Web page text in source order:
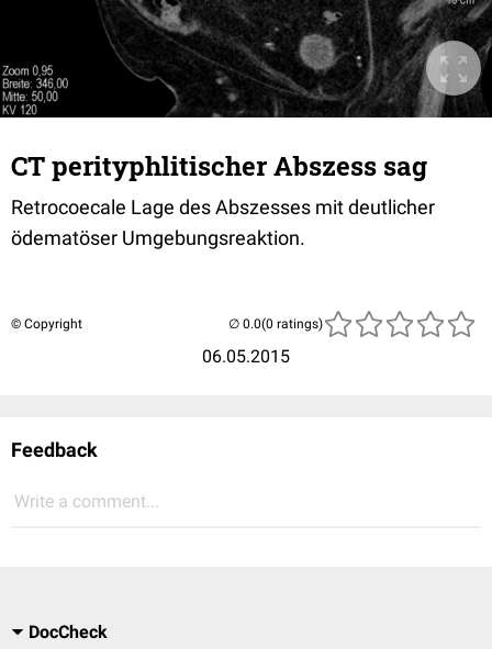
CT perityphlitischer Abszess sag
Retrocoecale Lage des Abszesses mit deutlicher
ödematöser Umgebungsreaktion.
© Copyright
06.05.2015
(0 ratings)
Feedback
Write a comment...
DocCheck